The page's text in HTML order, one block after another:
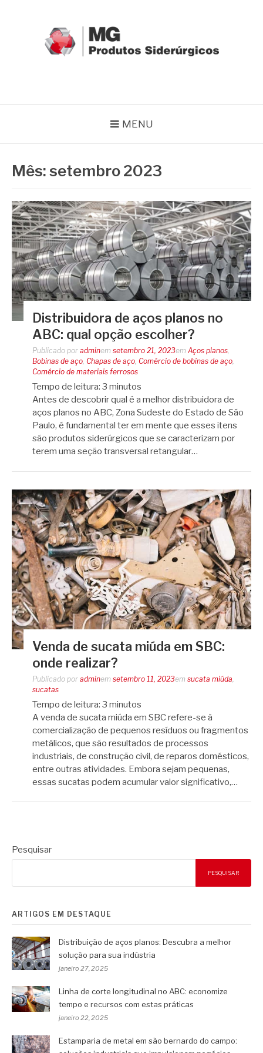
MENU
Mês:setembro 2023
Distribuidora de aços planos no
ABC: qual opção escolher?
Publicado por adminem setembro 21, 2023em Aços planos,
Bobinas de aço, Chapas de aço, Comércio de bobinas de aço,
Comércio de materiais ferrosos
Tempo de leitura: 3 minutos
Antes de descobrir qual é a melhor distribuidora de
aços planos no ABC, Zona Sudeste do Estado de São
Paulo, é fundamental ter em mente que esses itens
são produtos siderúrgicos que se caracterizam por
terem uma seção transversal retangular…
Venda de sucata miúda em SBC:
onde realizar?
Publicado por adminem setembro 11, 2023em sucata miúda
sucatas
Tempo de leitura: 3 minutos
A venda de sucata miúda em SBC refere-se à
comercialização de pequenos resíduos ou fragmentos
metálicos, que são resultados de processos
industriais, de construção civil, de reparos domésticos,
entre outras atividades. Embora sejam pequenas,
essas sucatas podem acumular valor significativo,…
Pesquisar
PESQUISAR
ARTIGOS EM DESTAQUE
Distribuição de aços planos: Descubra a melhor
solução para sua indústria
janeiro 27, 2025
Linha de corte longitudinal no ABC: economize
tempo e recursos com estas práticas
janeiro 22, 2025
Estamparia de metal em são bernardo do campo: